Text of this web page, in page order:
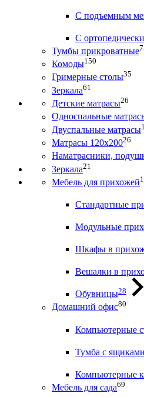
С подъемным
С
Тумбы прикроватные
Комоды150
Гримерные столы35
Зеркала61
Детские матрасы26
Односпальные
Двуспальные матрасы
Матрасы 120х20026
Наматрасники,
Зеркала21
Мебель для прихожей
Стандартные
Модульные
Шкафы в
Вешалки в
Обувницы28
Домашний офис80
Компьютерные
Тумба с ящиками
Компьютерные
Мебель для сада69